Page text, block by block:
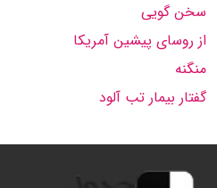
سخن گویی
از روسای پیشین آمریکا
منگنه
گفتار بیمار تب آلود